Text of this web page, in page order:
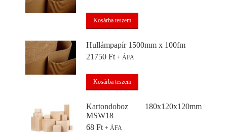
Kosárba teszem
Hullámpapír 1500mm x 100fm
21750 Ft + ÁFA
Kosárba teszem
Kartondoboz 180x120x120mm
MSW18
68 Ft + ÁFA